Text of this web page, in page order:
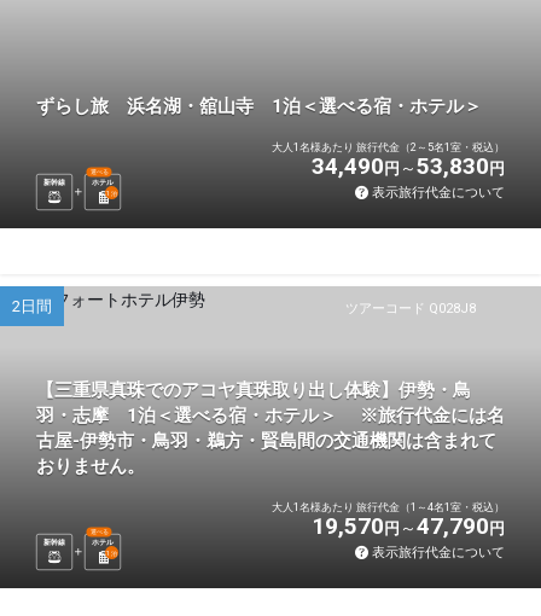
ずらし旅 浜名湖・舘山寺 1泊＜選べる宿・ホテル＞
新幹線 ホテル
選べる
1 泊
大人1名様あたり 旅行代金（2～5名1室・税込）
34,490 円 53,830 円
表示旅行代金について
ツアーコード Q028J8
2日間
【三重県真珠でのアコヤ真珠取り出し体験】伊勢・鳥
羽・志摩 1泊＜選べる宿・ホテル＞ ※旅行代金には名
古屋-伊勢市・鳥羽・鵜方・賢島間の交通機関は含まれて
おりません。
新幹線 ホテル
選べる
1 泊
大人1名様あたり 旅行代金（1～4名1室・税込）
19,570 円 47,790 円
表示旅行代金について